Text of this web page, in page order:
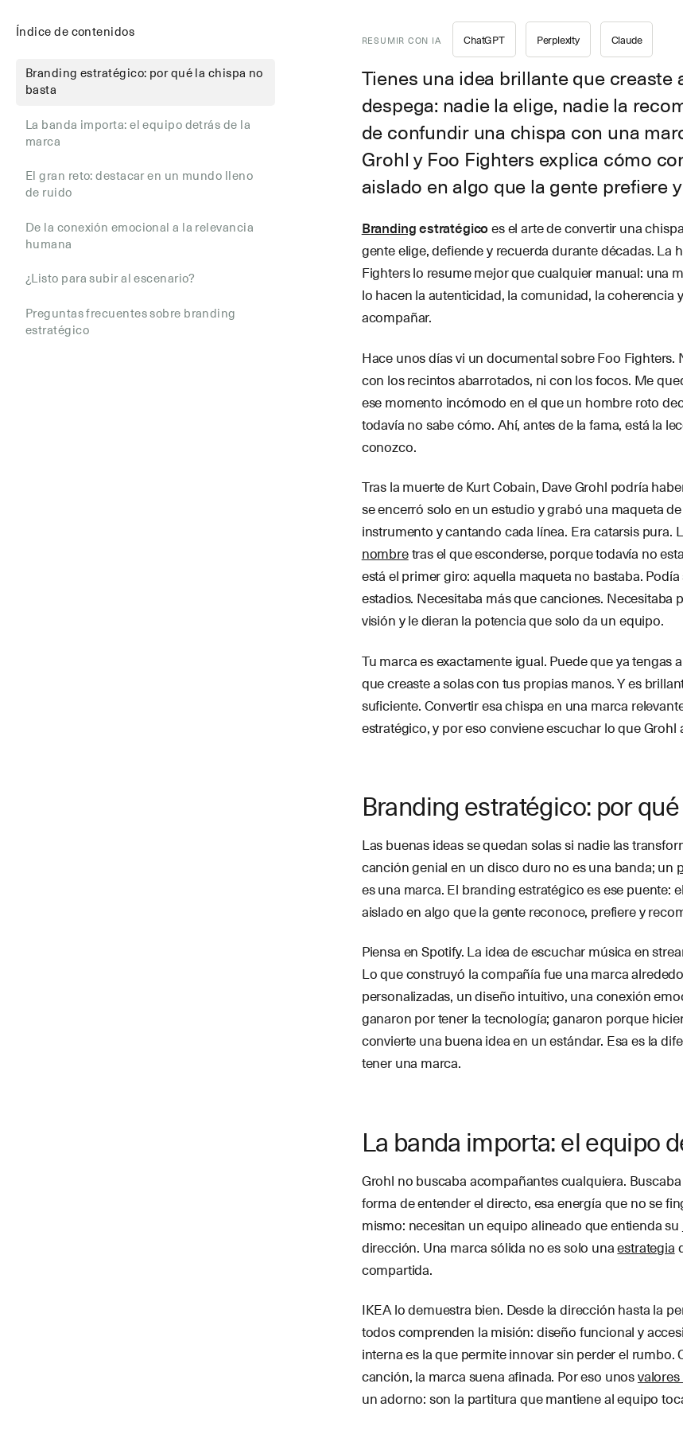
Índice de contenidos
Branding estratégico: por qué la chispa no
basta
La banda importa: el equipo detrás de la
marca
El gran reto: destacar en un mundo lleno
de ruido
De la conexión emocional a la relevancia
humana
¿Listo para subir al escenario?
Preguntas frecuentes sobre branding
estratégico
RESUMIR CON IA ChatGPT Perplexity Claude
Tienes una idea brillante que creaste
despega: nadie la elige, nadie la
de confundir una chispa con una
Grohl y Foo Fighters explica cómo
aislado en algo que la gente prefiere
Brandingestratégicoes el arte de convertir una
gente elige, defiende y recuerda durante décadas. La
Fighters lo resume mejor que cualquier manual: una
lo hacen la autenticidad, la comunidad, la coherencia
acompañar.
Hace unos días vi un documental sobre Foo Fighters.
con los recintos abarrotados, ni con los focos. Me
ese momento incómodo en el que un hombre roto
todavía no sabe cómo. Ahí, antes de la fama, está la
conozco.
Tras la muerte de Kurt Cobain, Dave Grohl podría
se encerró solo en un estudio y grabó una maqueta
instrumento y cantando cada línea. Era catarsis pura.
nombretras el que esconderse, porque todavía no
está el primer giro: aquella maqueta no bastaba.
estadios. Necesitaba más que canciones. Necesitaba
visión y le dieran la potencia que solo da un equipo.
Tu marca es exactamente igual. Puede que ya tengas
que creaste a solas con tus propias manos. Y es
suficiente. Convertir esa chispa en una marca
estratégico, y por eso conviene escuchar lo que
Branding estratégico: por
Las buenas ideas se quedan solas si nadie las
canción genial en un disco duro no es una banda; un
es una marca. El branding estratégico es ese puente:
aislado en algo que la gente reconoce, prefiere y
Piensa en Spotify. La idea de escuchar música en
Lo que construyó la compañía fue una marca
personalizadas, un diseño intuitivo, una conexión
ganaron por tener la tecnología; ganaron porque
convierte una buena idea en un estándar. Esa es la
tener una marca.
La banda importa: el equipo
Grohl no buscaba acompañantes cualquiera.
forma de entender el directo, esa energía que no se
mismo: necesitan un equipo alineado que entienda su
dirección. Una marca sólida no es solo unaestrategia
compartida.
IKEA lo demuestra bien. Desde la dirección hasta la
todos comprenden la misión: diseño funcional y
interna es la que permite innovar sin perder el
canción, la marca suena afinada. Por eso unos
un adorno: son la partitura que mantiene al equipo